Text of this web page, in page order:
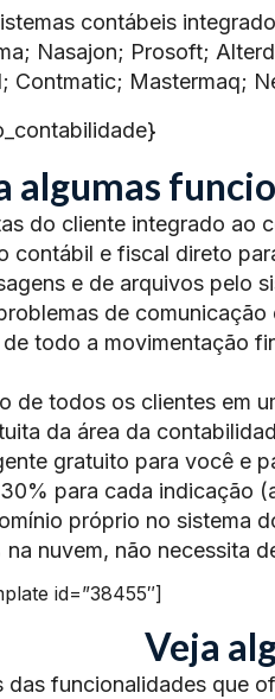
contábeis
Nasajon; Prosoft;
Contmatic; Mastermaq;
algumas
do cliente integrado ao
contábil e fiscal direto
e de arquivos pelo
de
todo a movimentação
de todos os clientes em
da área da
gratuito para você e
para cada indicação
próprio no sistema
na nuvem, não necessita
id=”38455″]
Veja
das funcionalidades que